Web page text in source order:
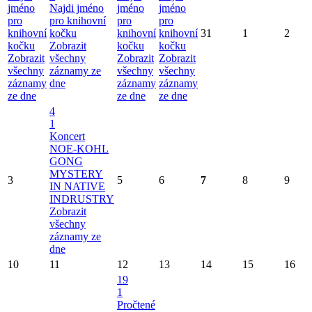
jméno
pro
knihovní
kočku
Zobrazit
všechny
záznamy
ze dne
Najdi jméno
pro knihovní
kočku
Zobrazit
všechny
záznamy ze
dne
jméno
pro
knihovní
kočku
Zobrazit
všechny
záznamy
ze dne
jméno
pro
knihovní
kočku
Zobrazit
všechny
záznamy
ze dne
31 1 2
3
4
1
Koncert
NOE-KOHL
GONG
MYSTERY
IN NATIVE
INDRUSTRY
Zobrazit
všechny
záznamy ze
dne
5 6 7 8 9
10 11 12 13 14 15 16
19
1
Pročtené